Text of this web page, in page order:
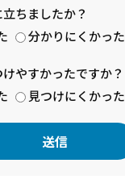
ちましたか？
分かりにくかった
やすかったですか？
見つけにくかった